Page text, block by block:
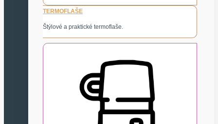
TERMOFLAŠE
Štýlové a praktické termoflaše.